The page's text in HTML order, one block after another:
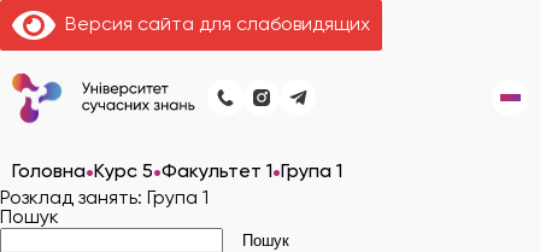
Версия сайта для слабовидящих
Головна•Курс 5•Факультет 1•Група 1
Розклад занять: Група 1
Пошук
Пошук